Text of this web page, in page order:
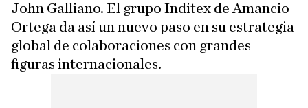
John Galliano. El grupo Inditex de Amancio
Ortega da así un nuevo paso en su estrategia
global de colaboraciones con grandes
figuras internacionales.